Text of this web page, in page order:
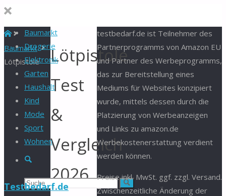
Baumarkt
Drogerie
Elektronik
Garten
Haushalt
Kind
Mode
Sport
Wohnen
Suche
Suchen Suche
Testbedarf.de
Start
Baumarkt
Lötpistole
Lötpistole
Test
&
Vergleich
2026
testbedarf.de ist Teilnehmer des
Partnerprogramms von Amazon EU
und Partner des Werbeprogramms,
das zur Bereitstellung eines
Mediums für Websites konzipiert
wurde, mittels dessen durch die
Platzierung von Werbeanzeigen
und Links zu amazon.de
Werbekostenerstattung verdient
werden können.
Preise inkl. MwSt. ggf. zzgl. Versand.
Zwischenzeitliche Änderung der